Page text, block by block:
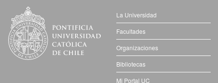
La Universidad
Facultades
Organizaciones
Bibliotecas
Mi Portal UC